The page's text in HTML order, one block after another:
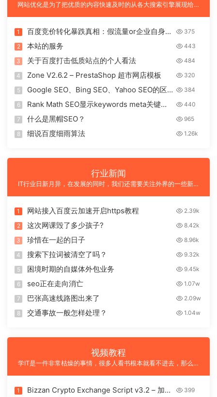
网站优化是为了把优质的内容快速及时的从各大搜索引擎展现给大
1
百度竞价转化暴跌真相：假流量or企业自身缺
陷？深度拆解6大病灶
375
2 本站的服务 443
3 关于百度打击低质站点的个人看法 484
4 Zone V2.6.2 – PrestaShop 超市网店模板 320
5
Google SEO、Bing SEO、Yahoo SEO的区
别在哪里？
384
6
Rank Math SEO显示keywords meta关键词
字段信息的方法
440
7 什么是黑帽SEO？ 965
8 细说百度细雨算法 1.26k
行业新闻
IT行业日新月异，在发展的同时，我们还需要关注外界的一些新鲜
1 网站接入百度云加速开启https教程 2.39k
2 这次网课毁了多少孩子? 8.42k
3 珍惜在一起的日子 8.96k
4 搜索下拉词被清空了吗？ 9.32k
5 困境时期的自媒体外包业务 9.45k
6 seo正在走向消亡 1.07w
7 巴张高速线路图出来了 2.09w
8 交通事故一般怎样处理？ 1.04w
视频教程
学IT是一件非常枯燥的事情，很多人看书根本就看不进去，那么本
1
Bizzan Crypto Exchange Script v3.2 – 加密
399